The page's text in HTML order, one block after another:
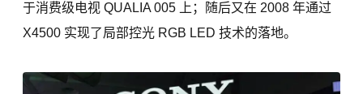
于消费级电视 QUALIA 005 上；随后又在 2008 年通过
X4500 实现了局部控光 RGB LED 技术的落地。